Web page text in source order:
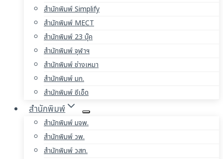
สำนักพิมพ์ Simplify
สำนักพิมพ์ MECT
สำนักพิมพ์ 23 บุ๊ค
สำนักพิมพ์ จุฬาฯ
สำนักพิมพ์ ช่างเหมา
สำนักพิมพ์ มก.
สำนักพิมพ์ ซีเอ็ด
สำนักพิมพ์
สำนักพิมพ์ มจพ.
สำนักพิมพ์ วพ.
สำนักพิมพ์ วสท.